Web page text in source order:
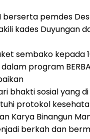
berserta pemdes
kades Duyungan
sembako kepada
program
bhakti sosial yang
protokol
Karya Binangun
berkah dan